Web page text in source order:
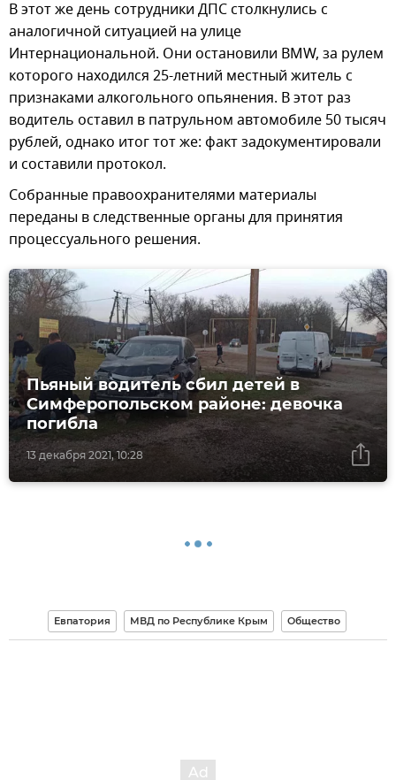
В этот же день сотрудники ДПС столкнулись с
аналогичной ситуацией на улице
Интернациональной. Они остановили BMW, за рулем
которого находился 25-летний местный житель с
признаками алкогольного опьянения. В этот раз
водитель оставил в патрульном автомобиле 50 тысяч
рублей, однако итог тот же: факт задокументировали
и составили протокол.
Собранные правоохранителями материалы
переданы в следственные органы для принятия
процессуального решения.
13 декабря 2021, 10:28
Пьяный водитель сбил детей в
Симферопольском районе: девочка
погибла
Евпатория МВД по Республике Крым Общество